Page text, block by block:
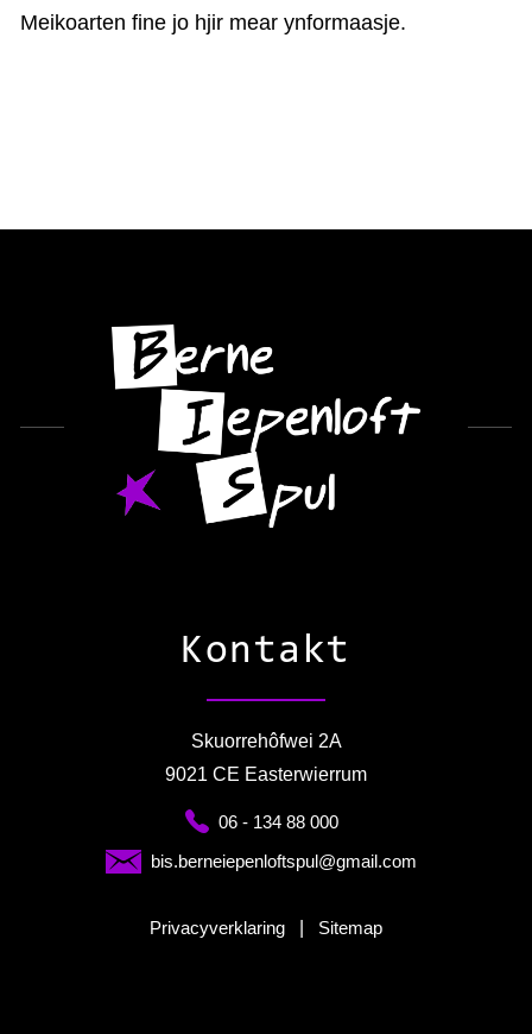
KAARTEN OANBEAN/FREGE
Meikoarten fine jo hjir mear ynformaasje.
Kontakt
Skuorrehôfwei 2A
9021 CE Easterwierrum
06 - 134 88 000
bis.berneiepenloftspul@gmail.com
Privacyverklaring Sitemap